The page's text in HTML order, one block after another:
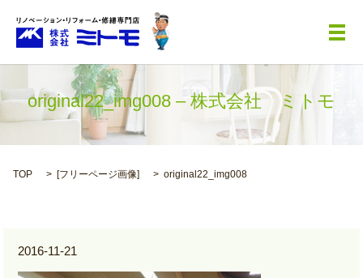
メ
original22_img008 – 株式会社 ミトモ
TOP [フリーページ画像] original22_img008
2016-11-21